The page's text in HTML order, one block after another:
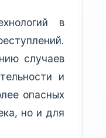
в
случаев
и
опасных
но и для